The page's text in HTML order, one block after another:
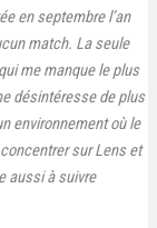
en septembre l’an
match. La seule
me manque le plus
désintéresse de plus
environnement où le
sur Lens et
aussi à suivre